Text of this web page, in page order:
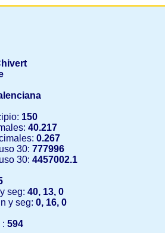
150
40.217
0.267
30: 777996
30: 4457002.1
seg: 40, 13, 0
y seg: 0, 16, 0
: 594